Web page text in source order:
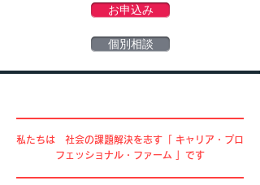
お申込み
個別相談
​私たちは 社会の課題解決を志す「 キャリア・プロ
フェッショナル・ファーム 」です